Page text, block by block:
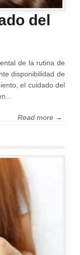
del
de la rutina de
disponibilidad de
el cuidado del
Read more →